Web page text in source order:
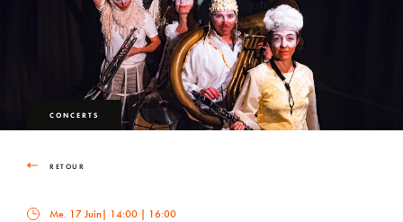
CONCERTS
RETOUR
Me. 17 Juin| 14:00 | 16:00